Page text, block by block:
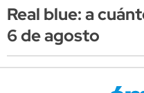
Real blue: a
6 de agosto